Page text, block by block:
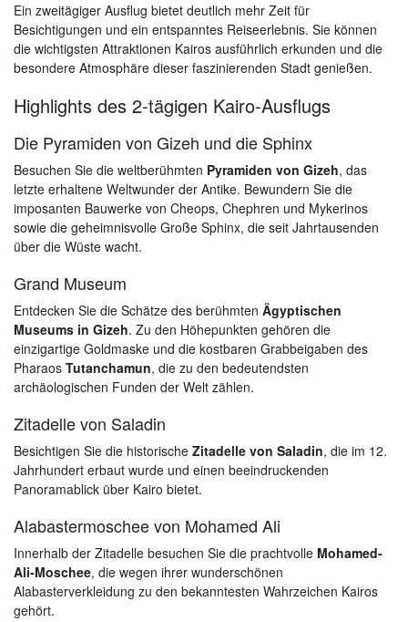
Ein zweitägiger Ausflug bietet deutlich mehr Zeit für
Besichtigungen und ein entspanntes Reiseerlebnis. Sie können
die wichtigsten Attraktionen Kairos ausführlich erkunden und die
besondere Atmosphäre dieser faszinierenden Stadt genießen.
Highlights des 2-tägigen Kairo-Ausflugs
Die Pyramiden von Gizeh und die Sphinx
Besuchen Sie die weltberühmten Pyramiden von Gizeh, das
letzte erhaltene Weltwunder der Antike. Bewundern Sie die
imposanten Bauwerke von Cheops, Chephren und Mykerinos
sowie die geheimnisvolle Große Sphinx, die seit Jahrtausenden
über die Wüste wacht.
Grand Museum
Entdecken Sie die Schätze des berühmten Ägyptischen
Museums in Gizeh. Zu den Höhepunkten gehören die
einzigartige Goldmaske und die kostbaren Grabbeigaben des
Pharaos Tutanchamun, die zu den bedeutendsten
archäologischen Funden der Welt zählen.
Zitadelle von Saladin
Besichtigen Sie die historische Zitadelle von Saladin, die im 12.
Jahrhundert erbaut wurde und einen beeindruckenden
Panoramablick über Kairo bietet.
Alabastermoschee von Mohamed Ali
Innerhalb der Zitadelle besuchen Sie die prachtvolle Mohamed-
Ali-Moschee, die wegen ihrer wunderschönen
Alabasterverkleidung zu den bekanntesten Wahrzeichen Kairos
gehört.